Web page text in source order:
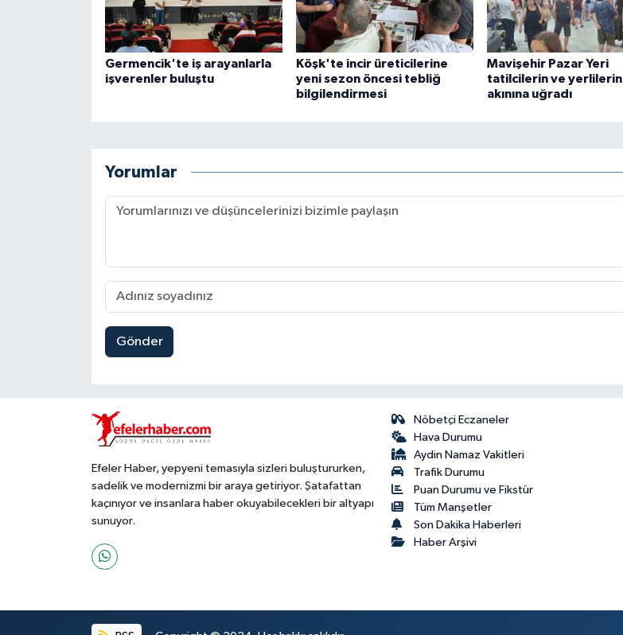
Germencik'te iş arayanlarla
işverenler buluştu
Köşk'te incir üreticilerine
yeni sezon öncesi tebliğ
bilgilendirmesi
Mavişehir Pazar Yeri
tatilcilerin ve yerlilerin
akınına uğradı
Yorumlar
Gönder
Efeler Haber, yepyeni temasıyla sizleri buluştururken,
sadelik ve modernizmi bir araya getiriyor. Şatafattan
kaçınıyor ve insanlara haber okuyabilecekleri bir altyapı
sunuyor.
Nöbetçi Eczaneler
Hava Durumu
Aydin Namaz Vakitleri
Trafik Durumu
Puan Durumu ve Fikstür
Tüm Manşetler
Son Dakika Haberleri
Haber Arşivi